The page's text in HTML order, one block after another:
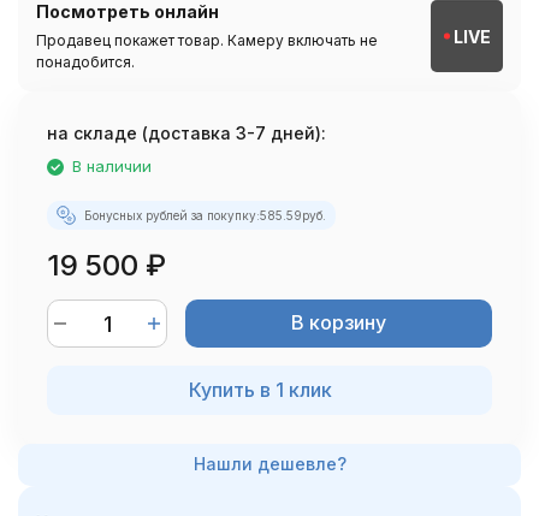
Посмотреть онлайн
Продавец покажет товар. Камеру включать не
понадобится.
LIVE
на складе (доставка 3-7 дней):
В наличии
Бонусных рублей за покупку:585.59руб.
19 500 ₽
В корзину
Купить в 1 клик